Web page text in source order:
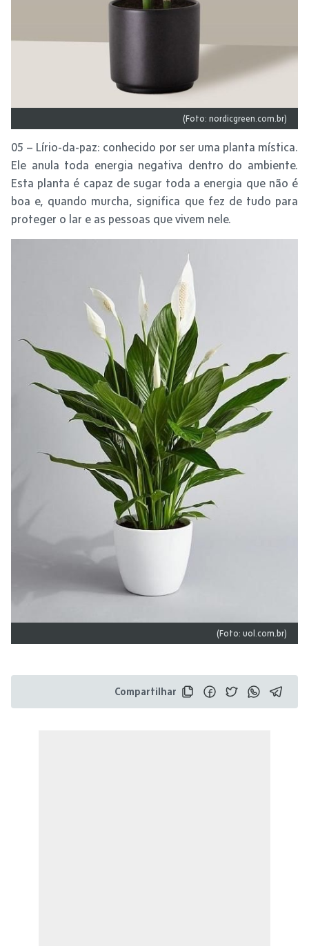
(Foto: nordicgreen.com.br)
05 – Lírio-da-paz: conhecido por ser uma planta mística.
Ele anula toda energia negativa dentro do ambiente.
Esta planta é capaz de sugar toda a energia que não é
boa e, quando murcha, significa que fez de tudo para
proteger o lar e as pessoas que vivem nele.
(Foto: uol.com.br)
Compartilhar